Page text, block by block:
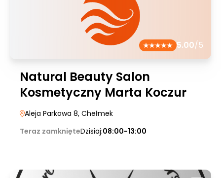
5.00/5
Natural Beauty Salon
Kosmetyczny Marta Koczur
Aleja Parkowa 8, Chełmek
Teraz zamknięteDzisiaj:08:00-13:00